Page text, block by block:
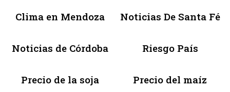
Clima en Mendoza Noticias De Santa Fé
Noticias de Córdoba Riesgo País
Precio de la soja Precio del maíz